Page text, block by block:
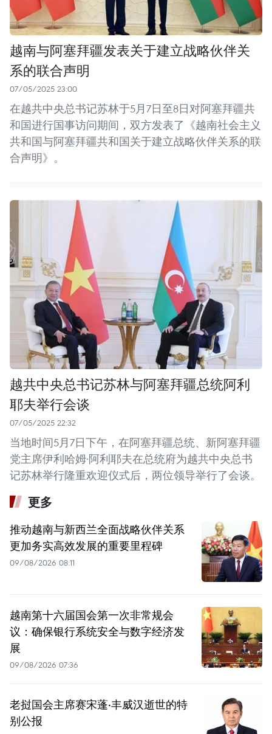
越南与阿塞拜疆发表关于建立战略伙伴关
系的联合声明
07/05/2025 23:00
在越共中央总书记苏林于5月7日至8日对阿塞拜疆共
和国进行国事访问期间，双方发表了《越南社会主义
共和国与阿塞拜疆共和国关于建立战略伙伴关系的联
合声明》。
越共中央总书记苏林与阿塞拜疆总统阿利
耶夫举行会谈
07/05/2025 22:32
当地时间5月7日下午，在阿塞拜疆总统、新阿塞拜疆
党主席伊利哈姆·阿利耶夫在总统府为越共中央总书
记苏林举行隆重欢迎仪式后，两位领导举行了会谈。
更多
推动越南与新西兰全面战略伙伴关系
更加务实高效发展的重要里程碑
09/08/2026 08:11
越南第十六届国会第一次非常规会
议：确保银行系统安全与数字经济发
展
09/08/2026 07:36
老挝国会主席赛宋蓬·丰威汉逝世的特
别公报